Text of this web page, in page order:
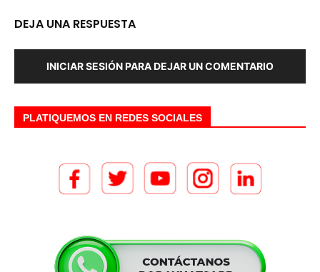
DEJA UNA RESPUESTA
INICIAR SESIÓN PARA DEJAR UN COMENTARIO
PLATIQUEMOS EN REDES SOCIALES